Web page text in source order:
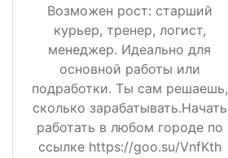
Возможен рост: старший
курьер, тренер, логист,
менеджер. Идеально для
основной работы или
подработки. Ты сам решаешь,
сколько зарабатывать.Начать
работать в любом городе по
ссылке https://goo.su/VnfKth